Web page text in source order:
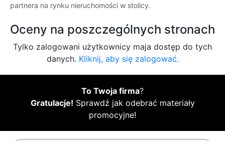
partnera na rynku nieruchomości w stolicy.
Oceny na poszczególnych stronach
Tylko zalogowani użytkownicy maja dostęp do tych
danych. Kliknij, aby się zalogować.
To Twoja firma?
Gratulacje! Sprawdź jak odebrać materiały
promocyjne!